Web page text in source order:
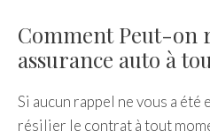
Comment Peut-on
assurance auto à
Si aucun rappel ne vous a été
résilier le contrat à tout